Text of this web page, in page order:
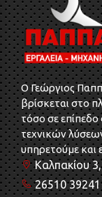
O Γεώργιος
βρίσκεται στο
τόσο σε
τεχνικών
υπηρετούμε και
Καλπακίου
26510 39241